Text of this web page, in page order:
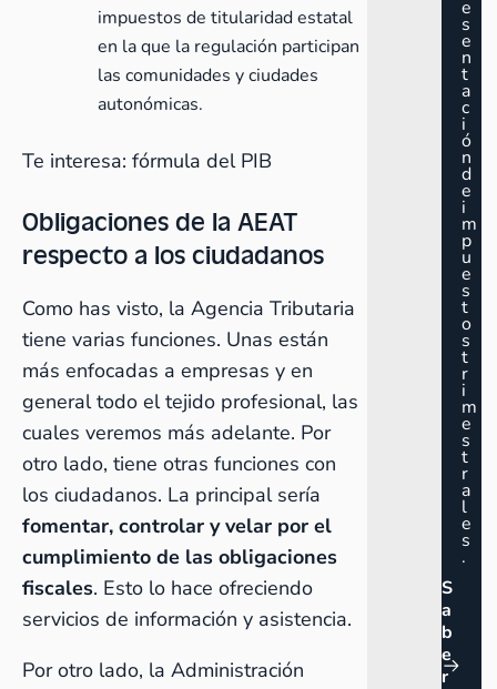
impuestos de titularidad estatal
en la que la regulación participan
las comunidades y ciudades
autonómicas.
Te interesa: fórmula del PIB
Obligaciones de la AEAT
respecto a los ciudadanos
Como has visto, la Agencia Tributaria
tiene varias funciones. Unas están
más enfocadas a empresas y en
general todo el tejido profesional, las
cuales veremos más adelante. Por
otro lado, tiene otras funciones con
los ciudadanos. La principal sería
fomentar, controlar y velar por el
cumplimiento de las obligaciones
fiscales. Esto lo hace ofreciendo
servicios de información y asistencia.
Por otro lado, la Administración
e
s
e
n
t
a
c
i
ó
n
d
e
i
m
p
u
e
s
t
o
s
t
r
i
m
e
s
t
r
a
l
e
s
.
S
a
b
e
r